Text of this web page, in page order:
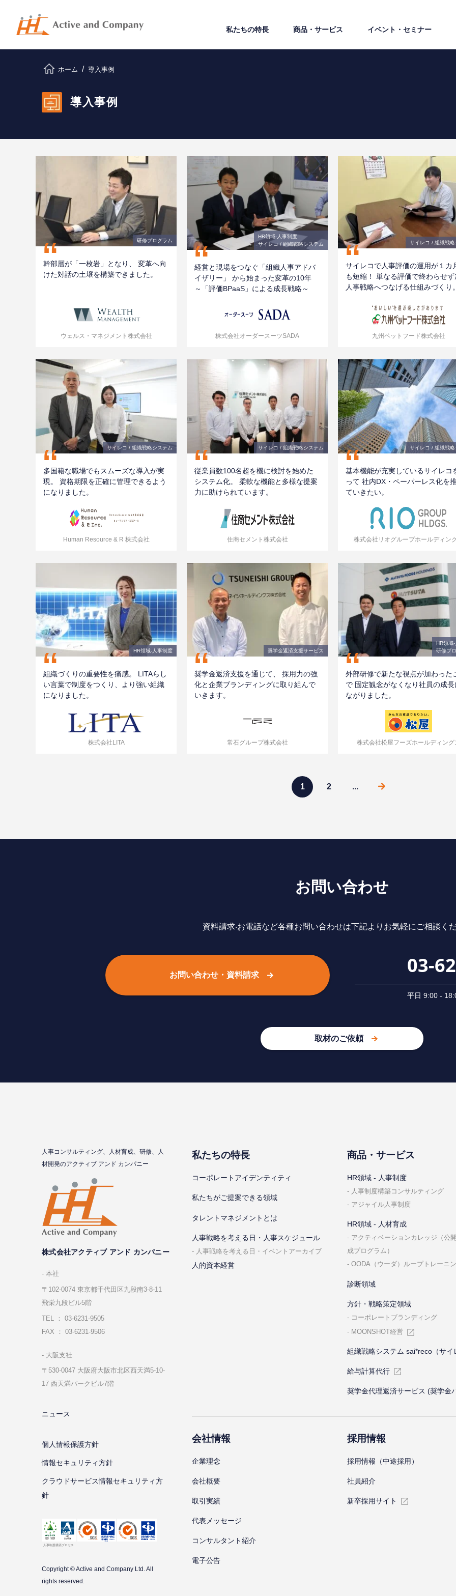
私たちの特⻑ 商品・サービス イベント・セミナー
ホーム 導入事例
導入事例
研修プログラム
“
幹部層が「一枚岩」となり、 変革へ向
けた対話の土壌を構築できました。
ウェルス・マネジメント株式会社
HR領域-⼈事制度
サイレコ / 組織戦略システム
“
経営と現場をつなぐ「組織人事アドバ
イザリー」 から始まった変革の10年
～「評価BPaaS」による成長戦略～
株式会社オーダースーツSADA
サイレコ / 組織戦略
“
サイレコで人事評価の運用が１カ
も短縮！ 単なる評価で終わらせ
人事戦略へつなげる仕組みづくり
九州ペットフード株式会社
サイレコ / 組織戦略システム
“
多国籍な職場でもスムーズな導入が実
現。 資格期限を正確に管理できるよう
になりました。
Human Resource & R 株式会社
サイレコ / 組織戦略システム
“
従業員数100名超を機に検討を始めた
システム化。 柔軟な機能と多様な提案
力に助けられています。
住商セメント株式会社
サイレコ / 組織戦略
“
基本機能が充実しているサイレコ
って 社内DX・ペーパーレス化を
ていきたい。
株式会社リオグループホールディン
HR領域-⼈事制度
“
組織づくりの重要性を痛感。 LITAらし
い言葉で制度をつくり、より強い組織
になりました。
株式会社LITA
奨学金返済支援サービス
“
奨学金返済支援を通じて、 採用力の強
化と企業ブランディングに取り組んで
いきます。
常石グループ株式会社
HR領域
研修プ
“
外部研修で新たな視点が加わった
で 固定観念がなくなり社員の成
ながりました。
株式会社松屋フーズホールディング
1 2 ...
お問い合わせ
資料請求‧お電話など各種お問い合わせは下記よりお気軽にご相談く
お問い合わせ・資料請求 03-
平⽇ 9:00 -
取材のご依頼
⼈事コンサルティング、⼈材育成、研修、⼈
材開発のアクティブ アンド カンパニー
株式会社アクティブ アンド カンパニー
本社
〒102-0074 東京都千代⽥区九段南3-8-11
飛栄九段ビル5階
TEL ： 03-6231-9505
FAX ： 03-6231-9506
⼤阪⽀社
〒530-0047 ⼤阪府⼤阪市北区⻄天満5-10-
17 ⻄天満パークビル7階
ニュース
個⼈情報保護⽅針
情報セキュリティ⽅針
クラウドサービス情報セキュリティ方
針
Copyright © Active and Company Ltd. All
rights reserved.
私たちの特⻑
コーポレートアイデンティティ
私たちがご提案できる領域
タレントマネジメントとは
⼈事戦略を考える⽇・⼈事スケジュール
⼈事戦略を考える⽇・イベントアーカイブ
人的資本経営
商品・サービス
HR領域 - ⼈事制度
⼈事制度構築コンサルティング
アジャイル⼈事制度
HR領域 - ⼈材育成
アクティベーションカレッジ（公
成プログラム）
OODA（ウーダ）ループトレーニ
診断領域
⽅針・戦略策定領域
コーポレートブランディング
MOONSHOT経営
組織戦略システム sai*reco（サイ
給与計算代⾏
奨学金代理返済サービス (奨学金
会社情報
企業理念
会社概要
取引実績
代表メッセージ
コンサルタント紹介
電子公告
採⽤情報
採⽤情報（中途採⽤）
社員紹介
新卒採⽤サイト